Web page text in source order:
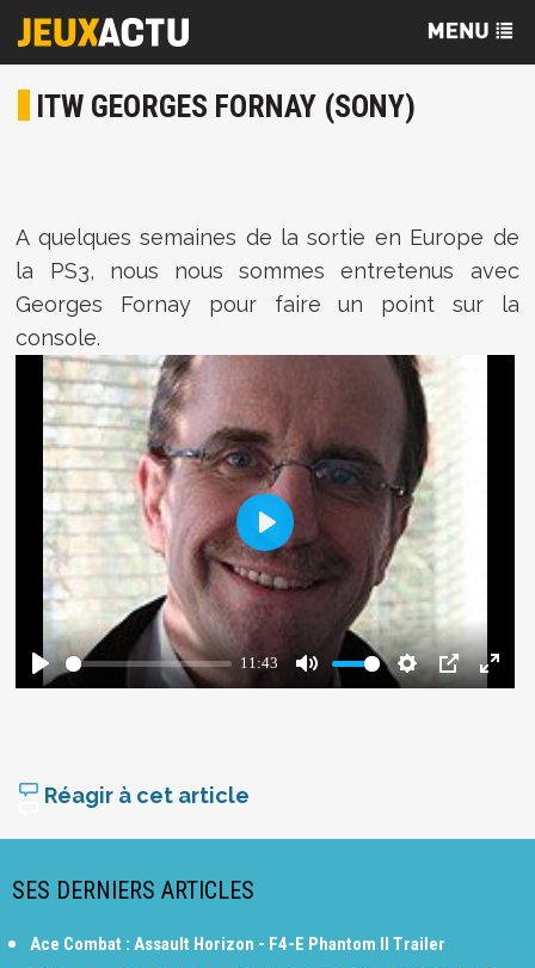
ITW GEORGES FORNAY (SONY)
A quelques semaines de la sortie en Europe de
la PS3, nous nous sommes entretenus avec
Georges Fornay pour faire un point sur la
console.
Réagir à cet article
SES DERNIERS ARTICLES
Ace Combat : Assault Horizon - F4-E Phantom II Trailer